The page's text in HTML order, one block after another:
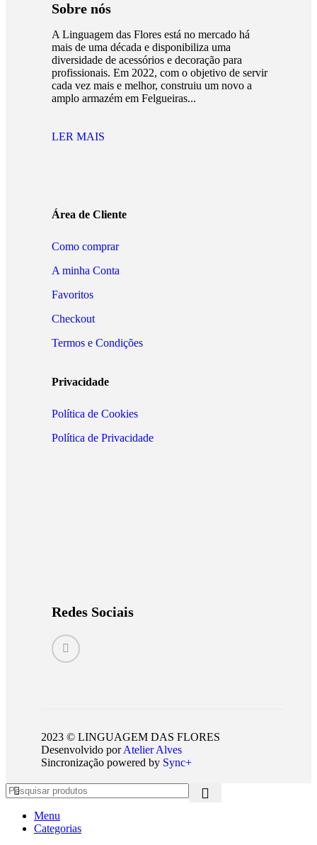
Sobre nós
A Linguagem das Flores está no mercado há
mais de uma década e disponibiliza uma
diversidade de acessórios e decoração para
profissionais. Em 2022, com o objetivo de servir
cada vez mais e melhor, construiu um novo a
amplo armazém em Felgueiras...
LER MAIS
Área de Cliente
Como comprar
A minha Conta
Favoritos
Checkout
Termos e Condições
Privacidade
Política de Cookies
Política de Privacidade
Redes Sociais
2023 © LINGUAGEM DAS FLORES
Desenvolvido porAtelier Alves
Sincronização powered by Sync+
Menu
Categorias